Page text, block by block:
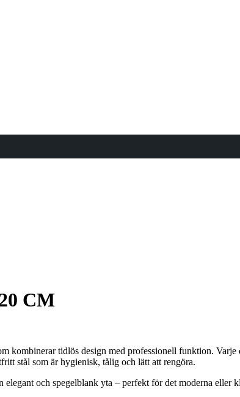
CM
tidlös design med professionell funktion. Varje
stål som är hygienisk, tålig och lätt att rengöra.
och spegelblank yta – perfekt för det moderna eller